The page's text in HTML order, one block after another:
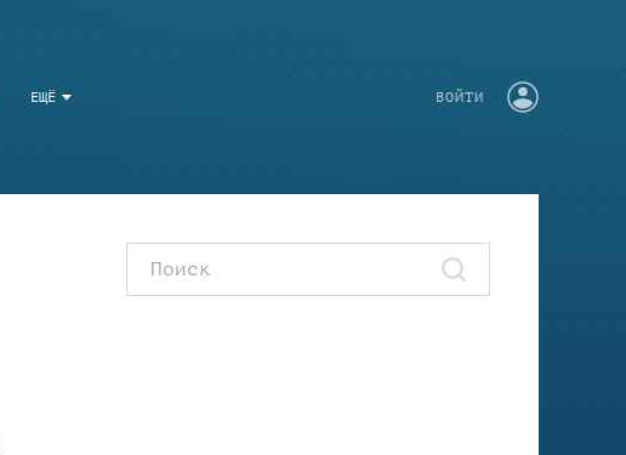
ЕЩЁ ВОЙТИ